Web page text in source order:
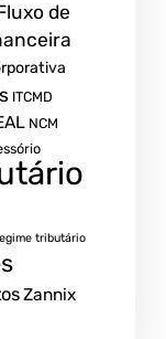
de
ITCMD
NCM
tributário
Zannix